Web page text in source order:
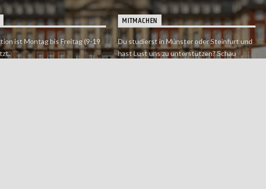
ist Montag bis Freitag (9-19
MITMACHEN
Du studierst in Münster oder Steinfurt und
hast Lust uns zu unterstützen? Schau